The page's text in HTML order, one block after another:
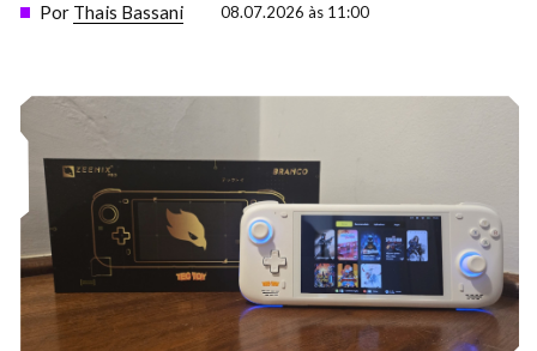
Por Thais Bassani 08.07.2026 às 11:00